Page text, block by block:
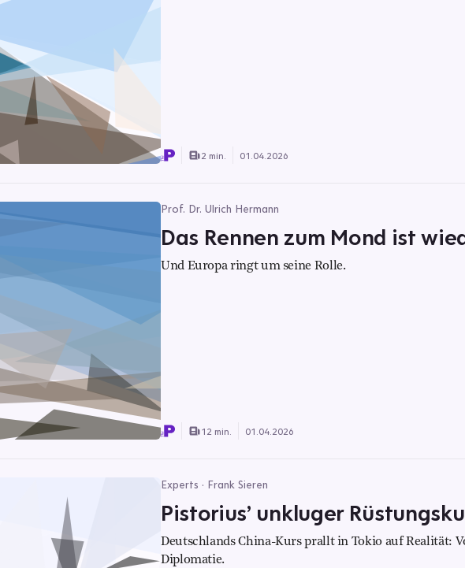
2 min. 01.04.2026
Prof. Dr. Ulrich Hermann
Das Rennen zum Mond ist
Und Europa ringt um seine Rolle.
12 min. 01.04.2026
Experts · Frank Sieren
Pistorius’ unkluger
Deutschlands China-Kurs prallt in Tokio auf Realität:
Diplomatie.